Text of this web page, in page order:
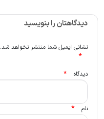
دیدگاهتان را بنویسید
نشانی ایمیل شما منتشر نخواهد شد.
*
دیدگاه *
نام *